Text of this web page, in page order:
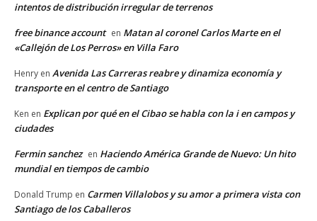
intentos de distribución irregular de terrenos
free binance account en Matan al coronel Carlos Marte en el
«Callejón de Los Perros» en Villa Faro
Henry en Avenida Las Carreras reabre y dinamiza economía y
transporte en el centro de Santiago
Ken en Explican por qué en el Cibao se habla con la i en campos y
ciudades
Fermin sanchez en Haciendo América Grande de Nuevo: Un hito
mundial en tiempos de cambio
Donald Trump en Carmen Villalobos y su amor a primera vista con
Santiago de los Caballeros